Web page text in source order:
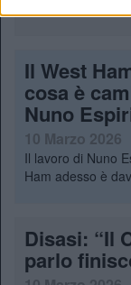
Il West
cosa è
Nuno
10 Marzo 2026
Il lavoro di Nuno
Ham adesso è
Disasi: “Il
parlo